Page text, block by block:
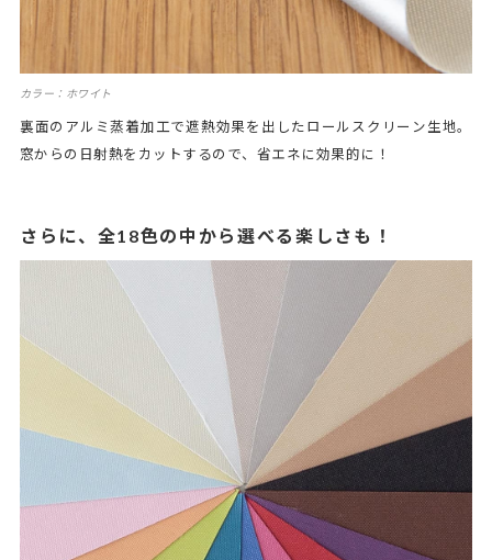
カラー：ホワイト
裏面のアルミ蒸着加工で遮熱効果を出したロールスクリーン生地。
窓からの日射熱をカットするので、省エネに効果的に！
さらに、全18色の中から選べる楽しさも！